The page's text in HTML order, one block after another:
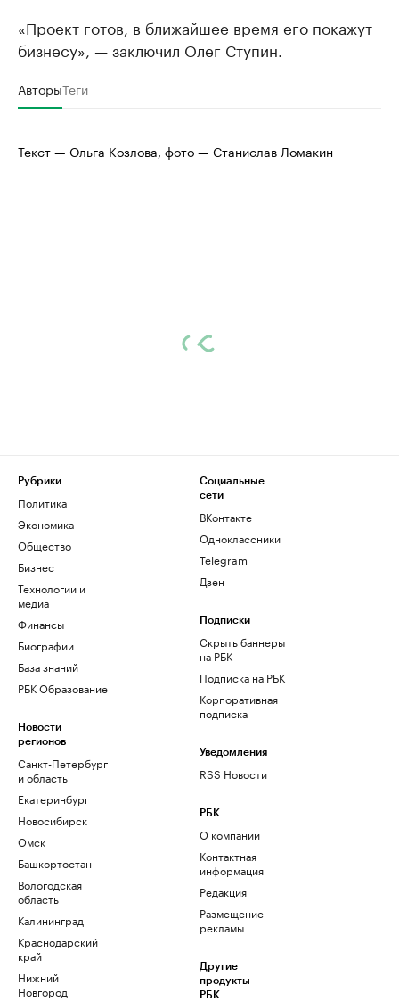
«Проект готов, в ближайшее время его покажут
бизнесу», — заключил Олег Ступин.
АвторыТеги
Текст — Ольга Козлова, фото — Станислав Ломакин
Рубрики
Политика
Экономика
Общество
Бизнес
Технологии и
медиа
Финансы
Биографии
База знаний
РБК Образование
Новости
регионов
Санкт-Петербург
и область
Екатеринбург
Новосибирск
Омск
Башкортостан
Вологодская
область
Калининград
Краснодарский
край
Нижний
Новгород
Социальные
сети
ВКонтакте
Одноклассники
Telegram
Дзен
Подписки
Скрыть баннеры
на РБК
Подписка на РБК
Корпоративная
подписка
Уведомления
RSS Новости
РБК
О компании
Контактная
информация
Редакция
Размещение
рекламы
Другие
продукты
РБК